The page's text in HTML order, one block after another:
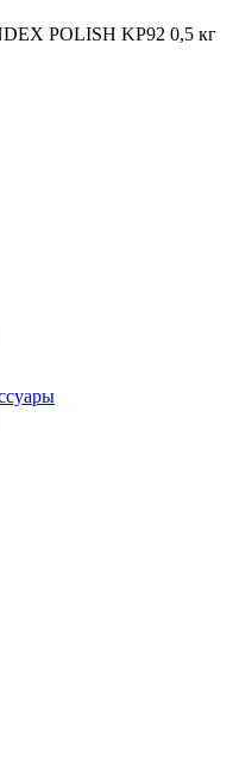
POLISH KP92 0,5 кг